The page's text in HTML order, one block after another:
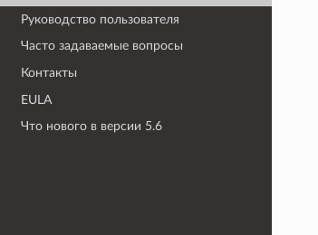
Руководство пользователя
Часто задаваемые вопросы
Контакты
EULA
Что нового в версии 5.6